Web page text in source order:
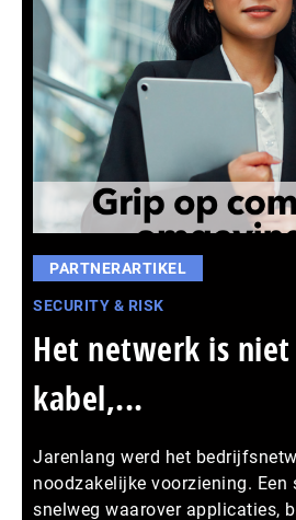
PARTNERARTIKEL
SECURITY & RISK
Het netwerk is
kabel,...
Jarenlang werd het
noodzakelijke voorziening. Een
snelweg waarover applicaties,